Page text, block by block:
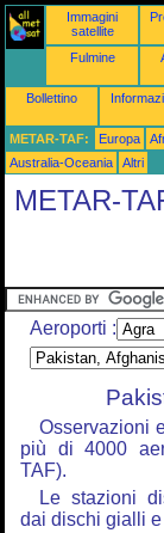
Immagini
satellite
Fulmine
Bollettino
METAR-TAF: Europa
Australia-Oceania
Altri
METAR-
Aeroporti :
Osservazioni
più di 4000
TAF).
Le stazioni
dai dischi gialli